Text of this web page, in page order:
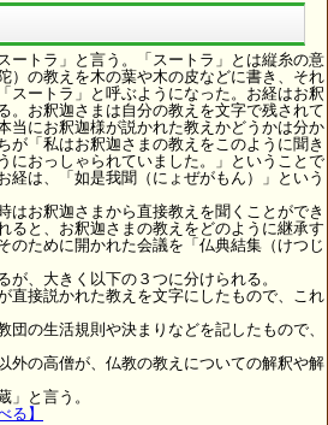
ートラ」と言う。「スートラ」とは縦糸の意
）の教えを木の葉や木の皮などに書き、それ
スートラ」と呼ぶようになった。お経はお釈
。お釈迦さまは自分の教えを文字で残されて
当にお釈迦様が説かれた教えかどうかは分か
が「私はお釈迦さまの教えをこのように聞き
におっしゃられていました。」ということで
経は、「如是我聞（にょぜがもん）」という
はお釈迦さまから直接教えを聞くことができ
ると、お釈迦さまの教えをどのように継承す
のために開かれた会議を「仏典結集（けつじ
が、大きく以下の３つに分けられる。
接説かれた教えを文字にしたもので、これ
の生活規則や決まりなどを記したもので、
の高僧が、仏教の教えについての解釈や解
言う。
る】